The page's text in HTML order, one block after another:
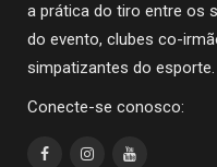
a prática do tiro entre os
do evento, clubes co-
simpatizantes do esporte.
Conecte-se conosco: